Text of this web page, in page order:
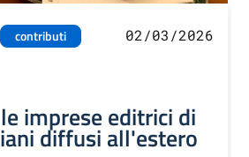
contributi
02/03/2026
imprese editrici di
diffusi all'estero